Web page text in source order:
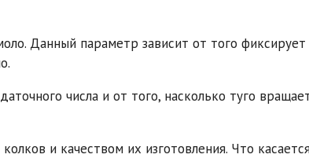
Данный параметр зависит от того фиксирует
числа и от того, насколько туго
и качеством их изготовления. Что